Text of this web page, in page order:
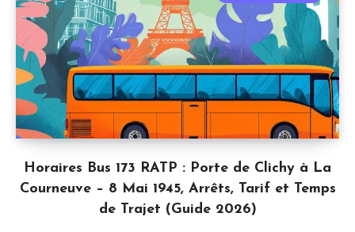
Horaires Bus 173 RATP : Porte de Clichy à La
Courneuve – 8 Mai 1945, Arrêts, Tarif et Temps
de Trajet (Guide 2026)